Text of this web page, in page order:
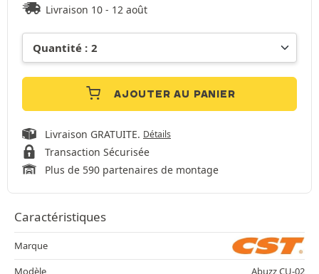
Livraison 10 - 12 août
AJOUTER AU PANIER
Livraison GRATUITE. Détails
Transaction Sécurisée
Plus de 590 partenaires de montage
Caractéristiques
Marque
Modèle
Abuzz CU-02